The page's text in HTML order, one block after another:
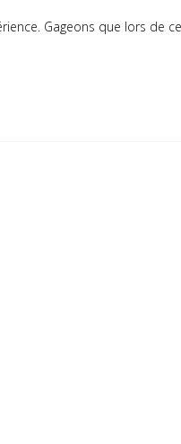
Gageons que lors de